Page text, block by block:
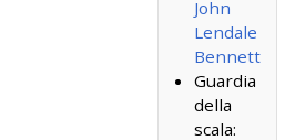
John
Lendale
Bennett
Guardia
della
scala: